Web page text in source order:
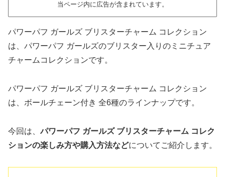
当ページ内に広告が含まれています。
パワーパフ ガールズ ブリスターチャーム コレクション
は、パワーパフ ガールズのブリスター入りのミニチュア
チャームコレクションです。
パワーパフ ガールズ ブリスターチャーム コレクション
は、ボールチェーン付き 全6種のラインナップです。
今回は、パワーパフ ガールズ ブリスターチャーム コレク
ションの楽しみ方や購入方法などについてご紹介します。